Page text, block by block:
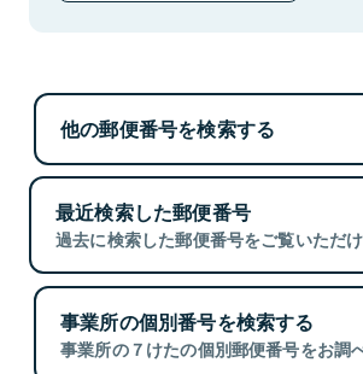
他の郵便番号を検索する
最近検索した郵便番号
過去に検索した郵便番号をご覧いただけ
事業所の個別番号を検索する
事業所の７けたの個別郵便番号をお調